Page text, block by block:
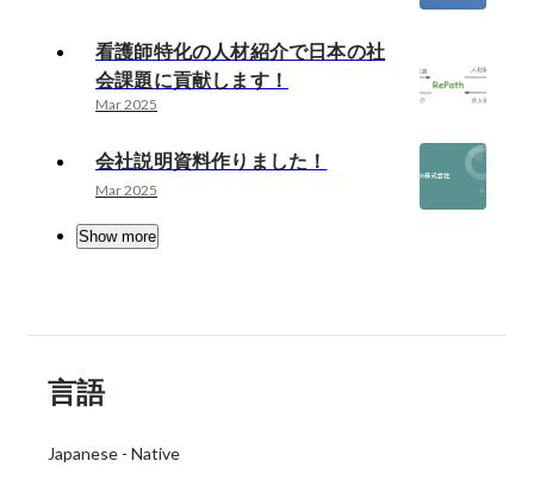
看護師特化の人材紹介で日本の社
会課題に貢献します！
Mar 2025
会社説明資料作りました！
Mar 2025
Show more
言語
Japanese - Native